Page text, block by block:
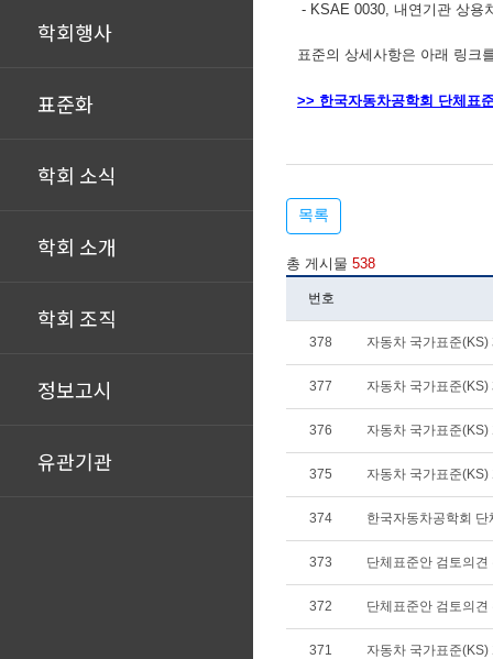
학회행사
표준화
학회 소식
학회 소개
학회 조직
정보고시
유관기관
- KSAE 0030, 내연기관 상용
표준의 상세사항은 아래 링크
>> 한국자동차공학회 단체표
목록
총 게시물 538
번호
378 자동차 국가표준
377 자동차 국가표준
376 자동차 국가표준
375 자동차 국가표준
374 한국자동차공학회
373 단체표준안 검토의견
372 단체표준안 검토의견
371 자동차 국가표준